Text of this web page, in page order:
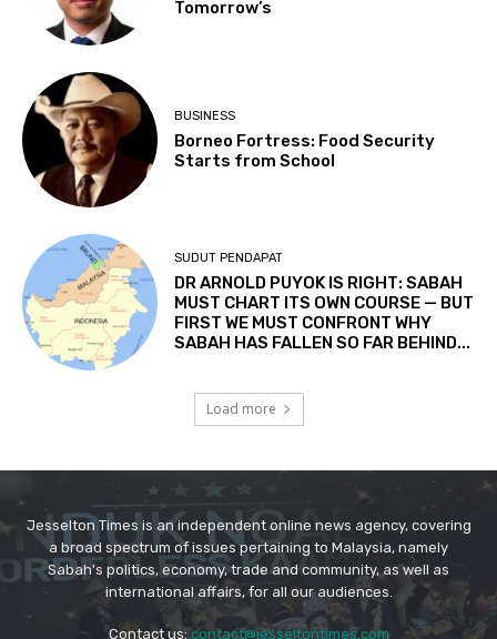
Jesselton Times is an independent online news agency, covering
a broad spectrum of issues pertaining to Malaysia, namely
Sabah's politics, economy, trade and community, as well as
international affairs, for all our audiences.
Contact us:contact@jesseltontimes.com